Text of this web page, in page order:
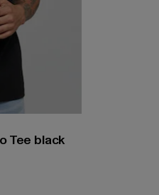
Tee black
29,99 EUR